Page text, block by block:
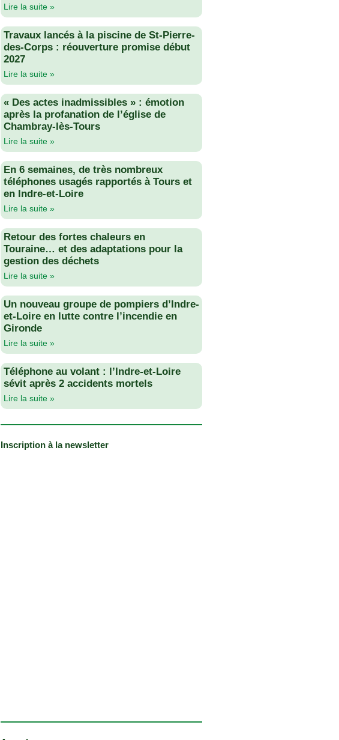
Lire la suite »
Travaux lancés à la piscine de St-Pierre-
des-Corps : réouverture promise début
2027
Lire la suite »
« Des actes inadmissibles » : émotion
après la profanation de l’église de
Chambray-lès-Tours
Lire la suite »
En 6 semaines, de très nombreux
téléphones usagés rapportés à Tours et
en Indre-et-Loire
Lire la suite »
Retour des fortes chaleurs en
Touraine… et des adaptations pour la
gestion des déchets
Lire la suite »
Un nouveau groupe de pompiers d’Indre-
et-Loire en lutte contre l’incendie en
Gironde
Lire la suite »
Téléphone au volant : l’Indre-et-Loire
sévit après 2 accidents mortels
Lire la suite »
Inscription à la newsletter